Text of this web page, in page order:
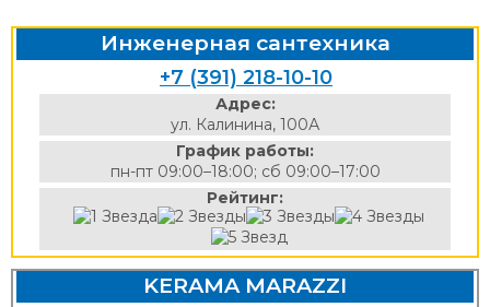
Инженерная сантехника
+7 (391) 218-10-10
Адрес:
ул. Калинина, 100А
График работы:
пн-пт 09:00–18:00; сб 09:00–17:00
Рейтинг:
KERAMA MARAZZI